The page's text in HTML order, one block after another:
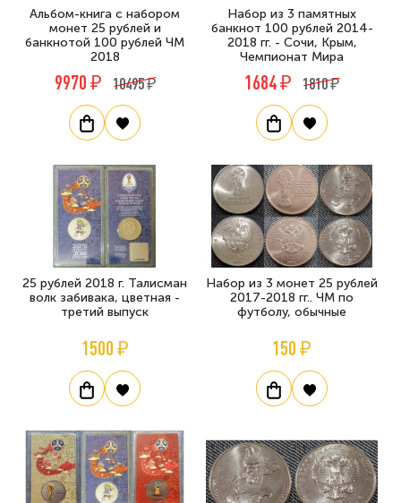
Альбом-книга с набором
монет 25 рублей и
банкнотой 100 рублей ЧМ
2018
9970 ₽ 10495 ₽
Набор из 3 памятных
банкнот 100 рублей 2014-
2018 гг. - Сочи, Крым,
Чемпионат Мира
1684 ₽ 1810 ₽
25 рублей 2018 г. Талисман
волк забивака, цветная -
третий выпуск
1500 ₽
Набор из 3 монет 25 рублей
2017-2018 гг.. ЧМ по
футболу, обычные
150 ₽